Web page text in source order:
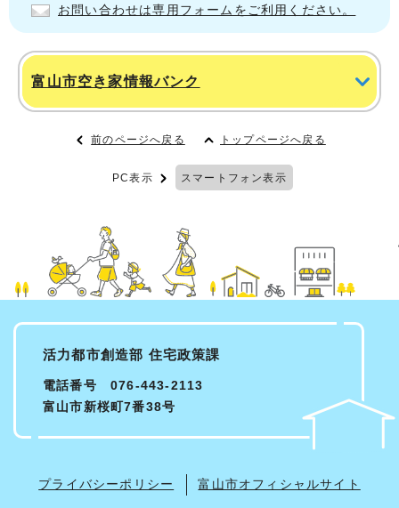
お問い合わせは専用フォームをご利用ください。
富山市空き家情報バンク
前のページへ戻る トップページへ戻る
PC表示 スマートフォン表示
活力都市創造部 住宅政策課
電話番号 076-443-2113
富山市新桜町7番38号
プライバシーポリシー 富山市オフィシャルサイト